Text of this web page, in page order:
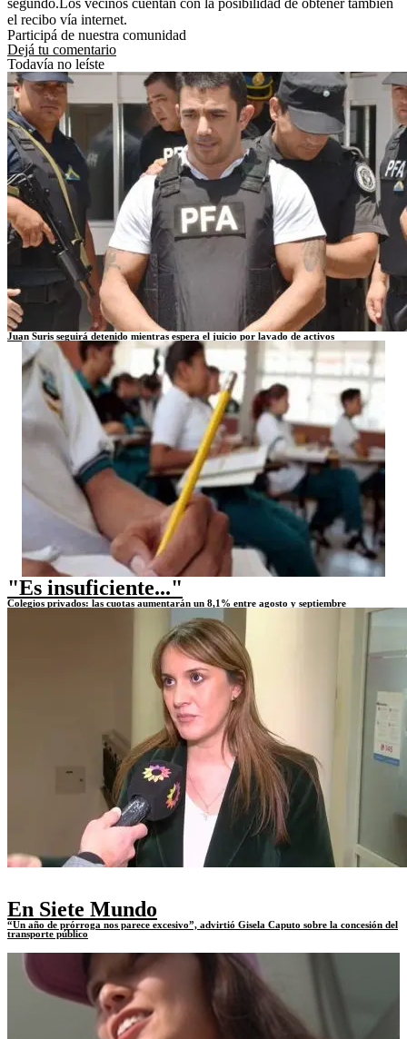
segundo.Los vecinos cuentan con la posibilidad de obtener también
el recibo vía internet.
Participá de nuestra comunidad
Dejá tu comentario
Todavía no leíste
Juan Suris seguirá detenido mientras espera el juicio por lavado de activos
"Es insuficiente..."
Colegios privados: las cuotas aumentarán un 8,1% entre agosto y septiembre
En Siete Mundo
“Un año de prórroga nos parece excesivo”, advirtió Gisela Caputo sobre la concesión del
transporte público